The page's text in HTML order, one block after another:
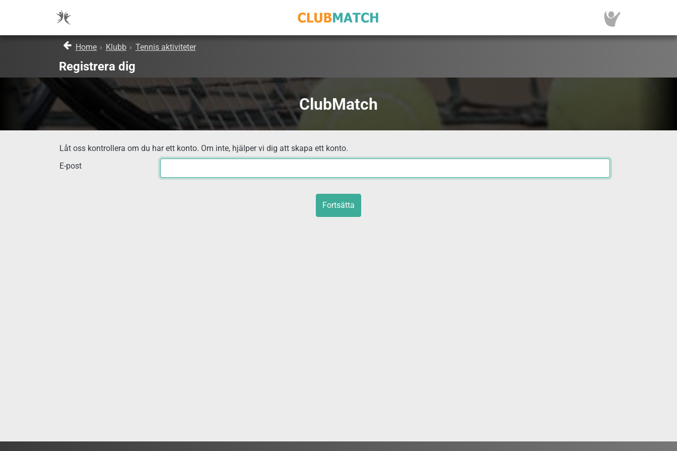
Home › Klubb › Tennis aktiviteter
Registrera dig
ClubMatch
Låt oss kontrollera om du har ett konto. Om inte, hjälper vi dig att skapa ett konto.
E-post
Fortsätta